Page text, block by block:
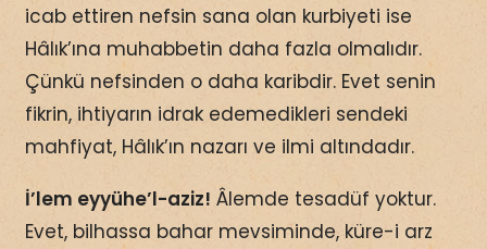
icab ettiren nefsin sana olan kurbiyeti ise
Hâlık’ına muhabbetin daha fazla olmalıdır.
Çünkü nefsinden o daha karibdir. Evet senin
fikrin, ihtiyarın idrak edemedikleri sendeki
mahfiyat, Hâlık’ın nazarı ve ilmi altındadır.
İ’lem eyyühe’l-aziz! Âlemde tesadüf yoktur.
Evet, bilhassa bahar mevsiminde, küre-i arz